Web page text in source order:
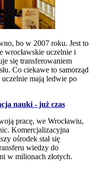
bo w 2007 roku. Jest to
wrocławskie uczelnie i
się transferowaniem
Co ciekawe to samorząd
uczelnie mają ledwie po
nauki - już czas
pracę, we Wrocławiu,
Komercjalizacyjna
ośrodek stał się
wiedzy do
w milionach złotych.